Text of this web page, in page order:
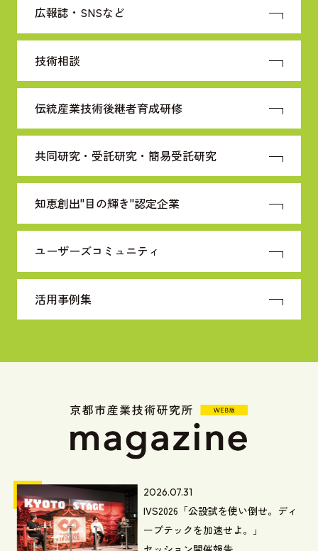
広報誌・SNSなど
技術相談
伝統産業技術後継者育成研修
共同研究・受託研究・ 簡易受託研究
知恵創出"目の輝き"認定企業
ユーザーズコミュニティ
活用事例集
2026.07.31
IVS2026「公設試を使い倒せ。ディ
ープテックを加速せよ。」